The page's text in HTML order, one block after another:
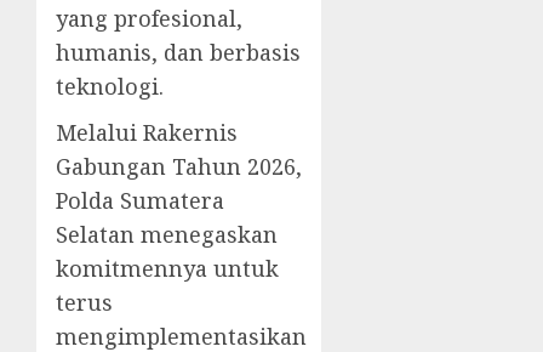
yang profesional,
humanis, dan berbasis
teknologi.
Melalui Rakernis
Gabungan Tahun 2026,
Polda Sumatera
Selatan menegaskan
komitmennya untuk
terus
mengimplementasikan